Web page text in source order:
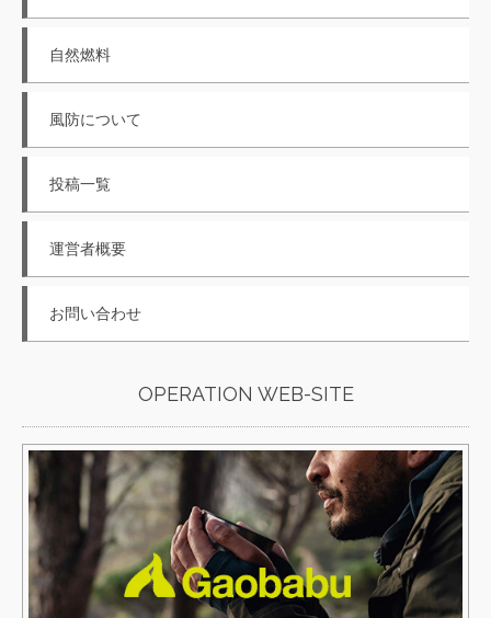
自然燃料
風防について
投稿一覧
運営者概要
お問い合わせ
OPERATION WEB-SITE